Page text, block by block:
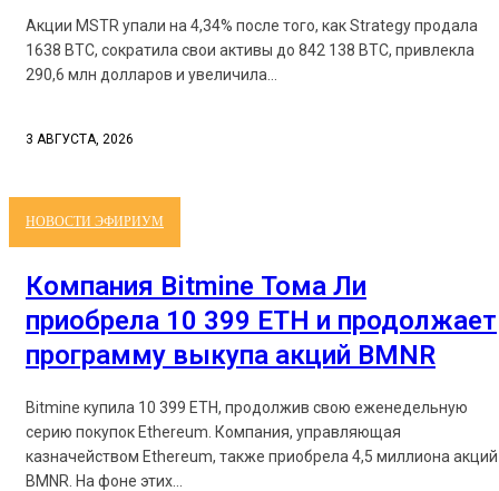
Акции MSTR упали на 4,34% после того, как Strategy продала
1638 BTC, сократила свои активы до 842 138 BTC, привлекла
290,6 млн долларов и увеличила...
3 АВГУСТА, 2026
НОВОСТИ ЭФИРИУМ
Компания Bitmine Тома Ли
приобрела 10 399 ETH и продолжает
программу выкупа акций BMNR
Bitmine купила 10 399 ETH, продолжив свою еженедельную
серию покупок Ethereum. Компания, управляющая
казначейством Ethereum, также приобрела 4,5 миллиона акций
BMNR. На фоне этих...